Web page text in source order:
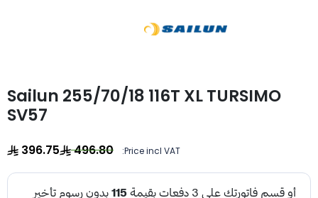
Sailun 255/70/18 116T XL TURSIMO
SV57
Price incl VAT:
496.80
396.75